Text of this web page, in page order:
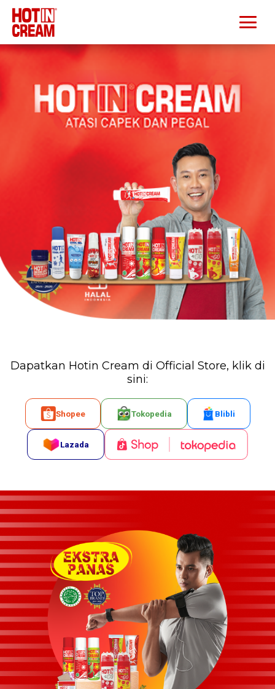
Dapatkan Hotin Cream di Official Store, klik di
sini:
Shopee Tokopedia Blibli
Lazada